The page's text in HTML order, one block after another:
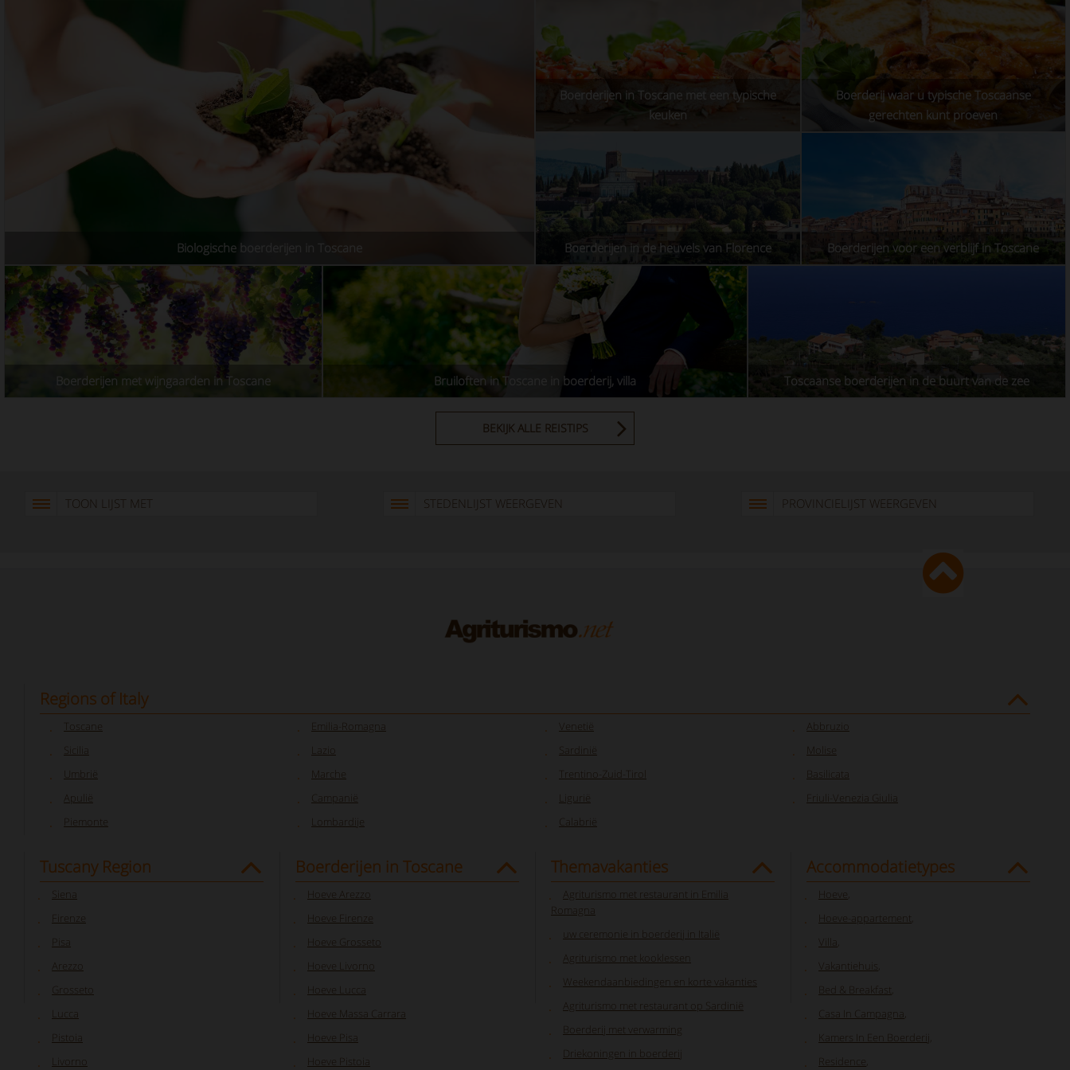
Biologische boerderijen in Toscane
Boerderijen in Toscane met een typische
keuken
Boerderij waar u typische Toscaanse
gerechten kunt proeven
Boerderijen in de heuvels van Florence Boerderijen voor een verblijf in Toscane
Boerderijen met wijngaarden in Toscane Bruiloften in Toscane in boerderij, villa Toscaanse boerderijen in de buurt van de zee
BEKIJK ALLE REISTIPS
TOON LIJST MET STEDENLIJST WEERGEVEN PROVINCIELIJST WEERGEVEN
Regions of Italy
Toscane
Sicilia
Umbrië
Apulië
Piemonte
Emilia-Romagna
Lazio
Marche
Campanië
Lombardije
Venetië
Sardinië
Trentino-Zuid-Tirol
Ligurië
Calabrië
Abbruzio
Molise
Basilicata
Friuli-Venezia Giulia
Tuscany Region
Siena
Firenze
Pisa
Arezzo
Grosseto
Lucca
Pistoia
Livorno
Boerderijen in Toscane
Hoeve Arezzo
Hoeve Firenze
Hoeve Grosseto
Hoeve Livorno
Hoeve Lucca
Hoeve Massa Carrara
Hoeve Pisa
Hoeve Pistoia
Themavakanties
Agriturismo met restaurant in Emilia
Romagna
uw ceremonie in boerderij in Italië
Agriturismo met kooklessen
Weekendaanbiedingen en korte vakanties
Agriturismo met restaurant op Sardinië
Boerderij met verwarming
Driekoningen in boerderij
Accommodatietypes
Hoeve
Hoeve-appartement
Villa
Vakantiehuis
Bed & Breakfast
Casa In Campagna
Kamers In Een Boerderij
Residence